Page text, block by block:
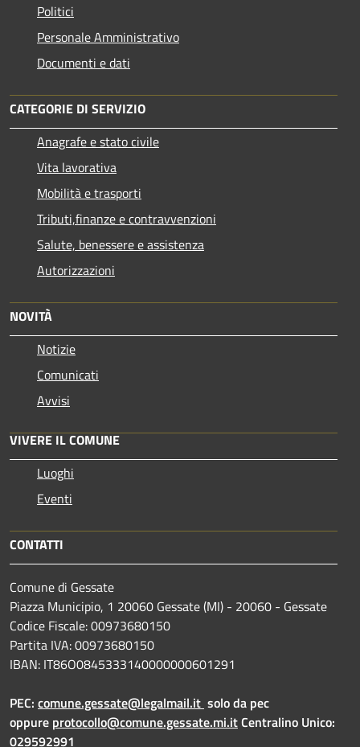
Politici
Personale Amministrativo
Documenti e dati
CATEGORIE DI SERVIZIO
Anagrafe e stato civile
Vita lavorativa
Mobilità e trasporti
Tributi,finanze e contravvenzioni
Salute, benessere e assistenza
Autorizzazioni
NOVITÀ
Notizie
Comunicati
Avvisi
VIVERE IL COMUNE
Luoghi
Eventi
CONTATTI
Comune di Gessate
Piazza Municipio, 1 20060 Gessate (MI) - 20060 - Gessate
Codice Fiscale: 00973680150
Partita IVA: 00973680150
IBAN: IT86O0845333140000000601291
PEC: comune.gessate@legalmail.it solo da pec
oppure protocollo@comune.gessate.mi.itCentralino Unico:
029592991